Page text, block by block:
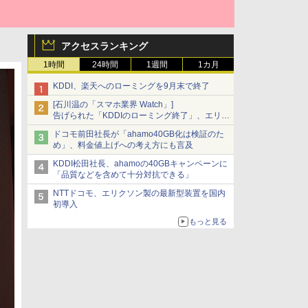
アクセスランキング
1時間 24時間 1週間 1カ月
KDDI、楽天へのローミングを9月末で終了
[石川温の「スマホ業界 Watch」]
告げられた「KDDIのローミング終了」、エリア
マップの落とし穴と楽天モバイルの課題
ドコモ前田社長が「ahamo40GB化は検証のた
め」、料金値上げへの考え方にも言及
KDDI松田社長、ahamoの40GBキャンペーンに
「品質などを含めて十分対抗できる」
NTTドコモ、エリクソン製の最新型装置を国内
初導入
もっと見る